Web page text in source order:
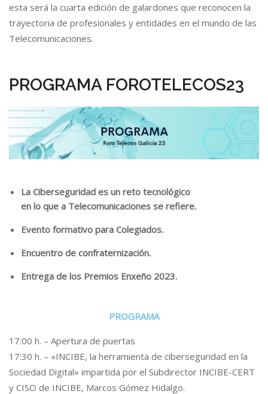
esta será la cuarta edición de galardones que reconocen la
trayectoria de profesionales y entidades en el mundo de las
Telecomunicaciones.
PROGRAMA FOROTELECOS23
La Ciberseguridad es un reto tecnológico
en lo que a Telecomunicaciones se refiere.
Evento formativo para Colegiados.
Encuentro de confraternización.
Entrega de los Premios Enxeño 2023.
PROGRAMA
17:00 h. – Apertura de puertas
17:30 h. – «INCIBE, la herramienta de ciberseguridad en la
Sociedad Digital» impartida por el Subdirector INCIBE-CERT
y CISO de INCIBE, Marcos Gómez Hidalgo.